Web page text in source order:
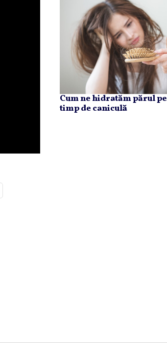
Cum ne hidratăm părul pe
timp de caniculă